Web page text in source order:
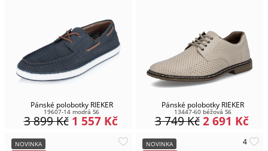
Pánské polobotky RIEKER
19607-14 modrá S6
1 557 Kč
3 899Kč
Pánské polobotky RIEKER
13447-60 béžová S6
2 691 Kč
3 749Kč
NOVINKA
NOVINKA